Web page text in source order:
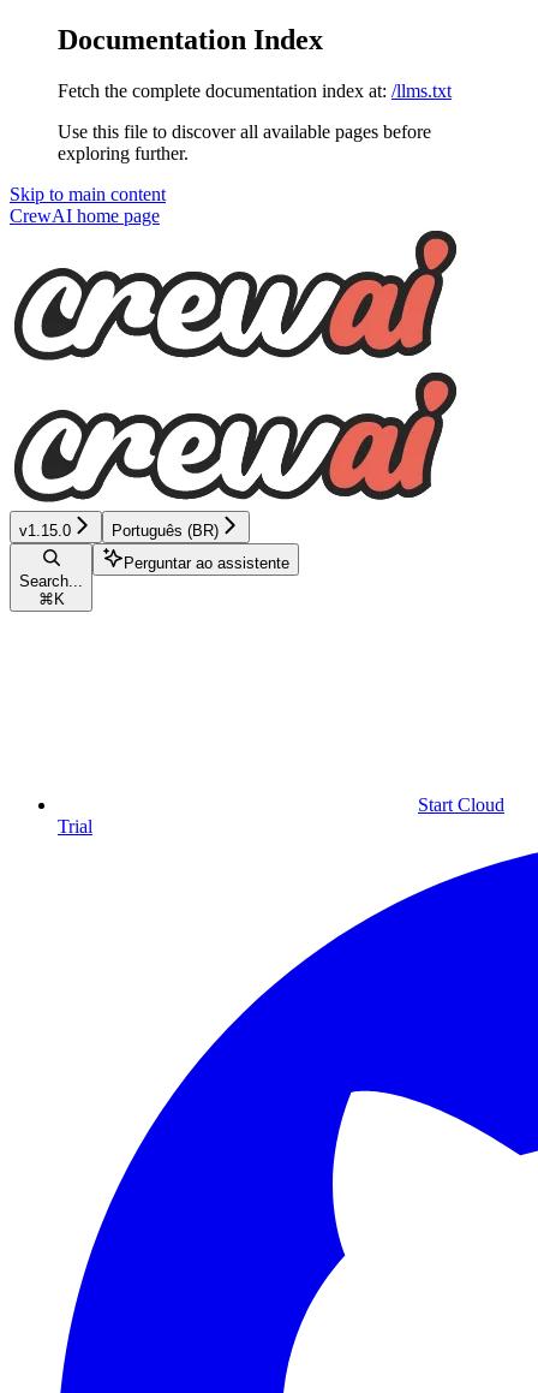
Documentation Index
Fetch the complete documentation index at: /llms.txt
Use this file to discover all available pages before
exploring further.
Skip to main content
CrewAI home page
v1.15.0 Português (BR)
Search...
⌘ K
Perguntar ao assistente
Start Cloud
Trial